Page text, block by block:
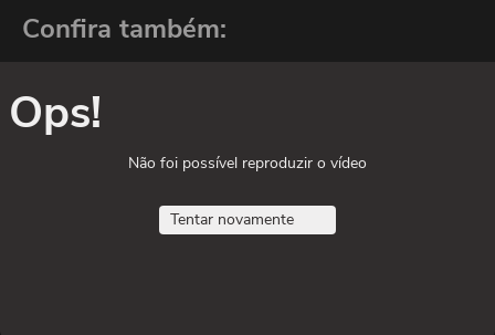
Confira também:
Ops!
Não foi possível reproduzir o vídeo
Tentar novamente